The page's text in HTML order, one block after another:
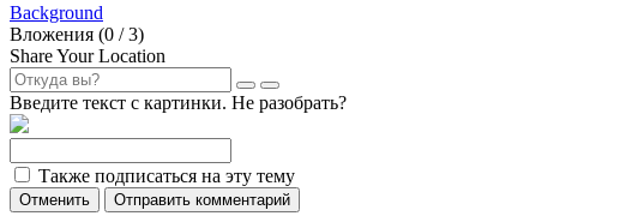
Background
Вложения (0 / 3)
Share Your Location
Введите текст с картинки. Не разобрать?
Также подписаться на эту тему
Отменить Отправить комментарий